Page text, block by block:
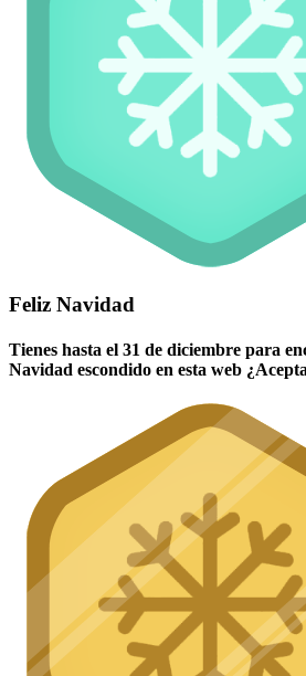
Feliz Navidad
Tienes hasta el 31 de diciembre para
Navidad escondido en esta web